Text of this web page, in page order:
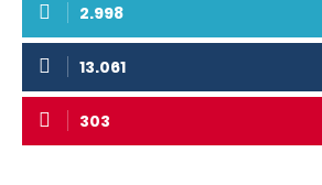
2.998
13.061
303